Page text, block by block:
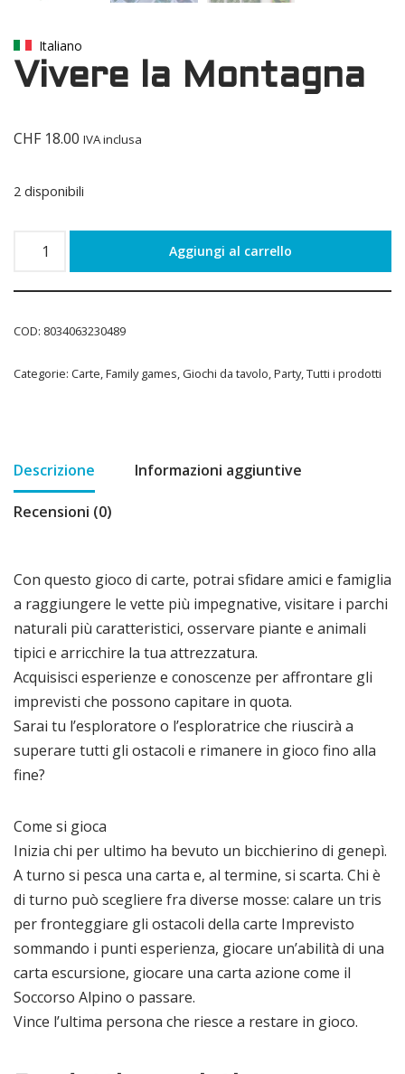
Italiano
Vivere la Montagna
CHF18.00 IVA inclusa
2 disponibili
Aggiungi al carrello
COD: 8034063230489
Categorie: Carte,Family games,Giochi da tavolo,Party,Tutti i prodotti
Descrizione Informazioni aggiuntive
Recensioni (0)
Con questo gioco di carte, potrai sfidare amici e famiglia
a raggiungere le vette più impegnative, visitare i parchi
naturali più caratteristici, osservare piante e animali
tipici e arricchire la tua attrezzatura.
Acquisisci esperienze e conoscenze per affrontare gli
imprevisti che possono capitare in quota.
Sarai tu l’esploratore o l’esploratrice che riuscirà a
superare tutti gli ostacoli e rimanere in gioco fino alla
fine?
Come si gioca
Inizia chi per ultimo ha bevuto un bicchierino di genepì.
A turno si pesca una carta e, al termine, si scarta. Chi è
di turno può scegliere fra diverse mosse: calare un tris
per fronteggiare gli ostacoli della carte Imprevisto
sommando i punti esperienza, giocare un’abilità di una
carta escursione, giocare una carta azione come il
Soccorso Alpino o passare.
Vince l’ultima persona che riesce a restare in gioco.